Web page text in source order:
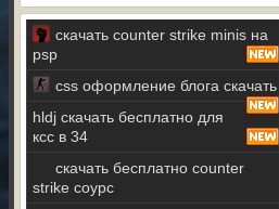
скачать counter strike minis на
psp
css оформление блога скачать
hldj скачать бесплатно для
ксс в 34
скачать бесплатно counter
strike соурс